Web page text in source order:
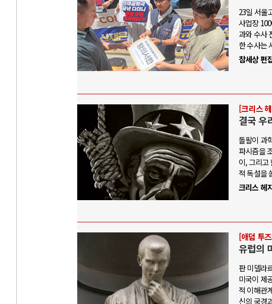
23일 서울
사업장
과와 수사
한 수사는
참세상 편
[크리스
결국 우
돌팔이 과
파시즘을
이, 그리고
적 독설을
크리스 헤
[애덤 투
유럽의
판 미델라
미국이 제
적 이해관
신의 국경